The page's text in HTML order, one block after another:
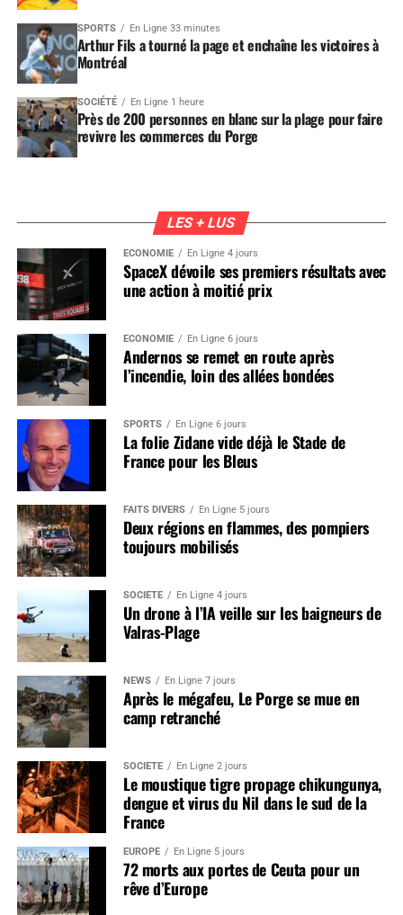
SPORTS En Ligne 33 minutes
Arthur Fils a tourné la page et enchaîne les victoires à
Montréal
SOCIÉTÉ En Ligne 1 heure
Près de 200 personnes en blanc sur la plage pour faire
revivre les commerces du Porge
LES + LUS
ÉCONOMIE En Ligne 4 jours
SpaceX dévoile ses premiers résultats avec
une action à moitié prix
ÉCONOMIE En Ligne 6 jours
Andernos se remet en route après
l’incendie, loin des allées bondées
SPORTS En Ligne 6 jours
La folie Zidane vide déjà le Stade de
France pour les Bleus
FAITS DIVERS En Ligne 5 jours
Deux régions en flammes, des pompiers
toujours mobilisés
SOCIÉTÉ En Ligne 4 jours
Un drone à l’IA veille sur les baigneurs de
Valras-Plage
NEWS En Ligne 7 jours
Après le mégafeu, Le Porge se mue en
camp retranché
SOCIÉTÉ En Ligne 2 jours
Le moustique tigre propage chikungunya,
dengue et virus du Nil dans le sud de la
France
EUROPE En Ligne 5 jours
72 morts aux portes de Ceuta pour un
rêve d’Europe